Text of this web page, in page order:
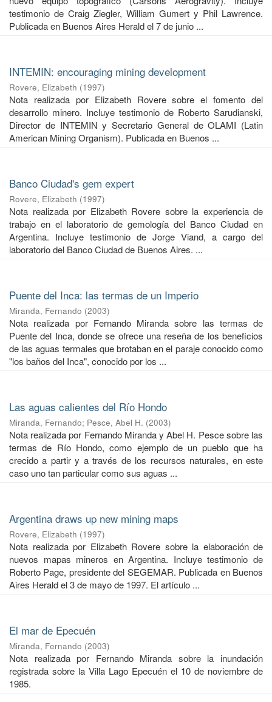
testimonio de Craig Ziegler, William Gumert y Phil Lawrence.
Publicada en Buenos Aires Herald el 7 de junio ...
INTEMIN: encouraging mining development
Rovere, Elizabeth (1997)
Nota realizada por Elizabeth Rovere sobre el fomento del
desarrollo minero. Incluye testimonio de Roberto Sarudianski,
Director de INTEMIN y Secretario General de OLAMI (Latin
American Mining Organism). Publicada en Buenos ...
Banco Ciudad's gem expert
Rovere, Elizabeth (1997)
Nota realizada por Elizabeth Rovere sobre la experiencia de
trabajo en el laboratorio de gemología del Banco Ciudad en
Argentina. Incluye testimonio de Jorge Viand, a cargo del
laboratorio del Banco Ciudad de Buenos Aires. ...
Puente del Inca: las termas de un Imperio
Miranda, Fernando (2003)
Nota realizada por Fernando Miranda sobre las termas de
Puente del Inca, donde se ofrece una reseña de los beneficios
de las aguas termales que brotaban en el paraje conocido como
"los baños del Inca", conocido por los ...
Las aguas calientes del Río Hondo
Miranda, Fernando; Pesce, Abel H. (2003)
Nota realizada por Fernando Miranda y Abel H. Pesce sobre las
termas de Río Hondo, como ejemplo de un pueblo que ha
crecido a partir y a través de los recursos naturales, en este
caso uno tan particular como sus aguas ...
Argentina draws up new mining maps
Rovere, Elizabeth (1997)
Nota realizada por Elizabeth Rovere sobre la elaboración de
nuevos mapas mineros en Argentina. Incluye testimonio de
Roberto Page, presidente del SEGEMAR. Publicada en Buenos
Aires Herald el 3 de mayo de 1997. El artículo ...
El mar de Epecuén
Miranda, Fernando (2003)
Nota realizada por Fernando Miranda sobre la inundación
registrada sobre la Villa Lago Epecuén el 10 de noviembre de
1985.